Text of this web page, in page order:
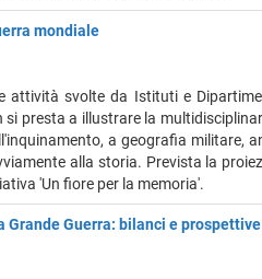
mondiale
attività svolte da Istituti e
si presta a illustrare la
a geografia militare,
alla storia. Prevista la
'Un fiore per la memoria'.
Guerra: bilanci e prospettive